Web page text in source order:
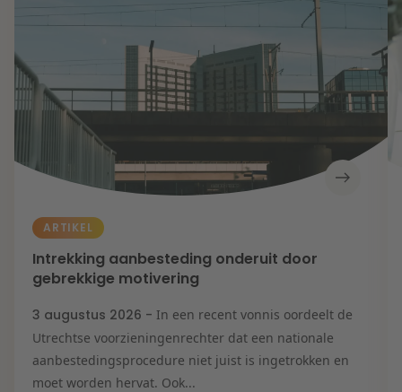
ARTIKEL
Intrekking aanbesteding onderuit door
gebrekkige motivering
3 augustus 2026 - In een recent vonnis oordeelt de
Utrechtse voorzieningenrechter dat een nationale
aanbestedingsprocedure niet juist is ingetrokken en
moet worden hervat. Ook...